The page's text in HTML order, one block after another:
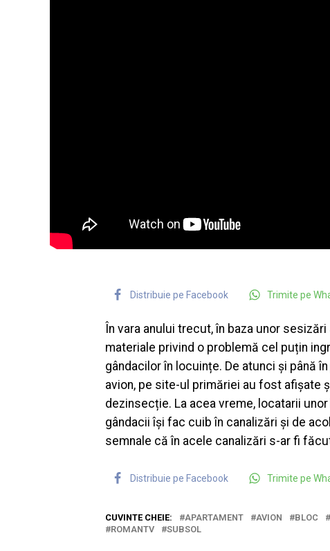
Distribuie pe Facebook Trimite pe
În vara anului trecut, în baza unor
materiale privind o problemă cel puțin
gândacilor în locuințe. De atunci și până
avion, pe site-ul primăriei au fost afișate
dezinsecție. La acea vreme, locatarii
gândacii își fac cuib în canalizări și de
semnale că în acele canalizări s-ar fi
Distribuie pe Facebook Trimite pe
CUVINTE CHEIE: APARTAMENT AVION BLOC
ROMANTV
SUBSOL